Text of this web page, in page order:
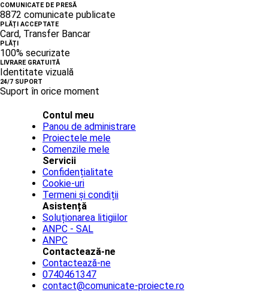
COMUNICATE DE PRESĂ
8872 comunicate publicate
PLĂȚI ACCEPTATE
Card, Transfer Bancar
PLĂȚI
100% securizate
LIVRARE GRATUITĂ
Identitate vizuală
24/7 SUPORT
Suport în orice moment
Contul meu
Panou de administrare
Proiectele mele
Comenzile mele
Servicii
Confidențialitate
Cookie-uri
Termeni și condiții
Asistență
Soluționarea litigiilor
ANPC - SAL
ANPC
Contactează-ne
Contactează-ne
0740461347
contact@comunicate-proiecte.ro